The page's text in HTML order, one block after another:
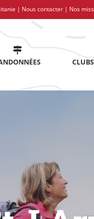
| Nous contacter | Nos